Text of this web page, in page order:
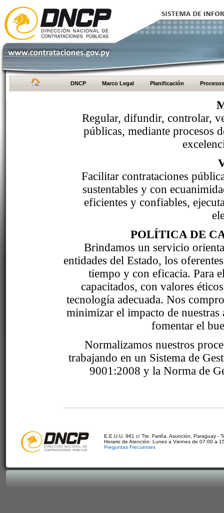
DNCP Marco Legal Planificación Procesos
Regular, difundir, controlar,
públicas, mediante procesos
Facilitar contrataciones
sustentables y con
eficientes y confiables,
POLÍTICA DE
Brindamos un servicio
entidades del Estado, los
tiempo y con eficacia. Para
capacitados, con valores
tecnología adecuada. Nos
minimizar el impacto de
fomentar el
Normalizamos nuestros
trabajando en un Sistema de
9001:2008 y la Norma de
E.E.U.U. 961 c/ Tte. Fariña. Asunción, Paraguay -
Horario de Atención: Lunes a Viernes de 07:00 a
Preguntas Frecuentes